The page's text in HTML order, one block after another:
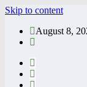
Skip to content
August 8,